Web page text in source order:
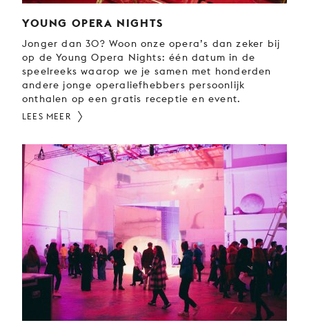
YOUNG OPERA NIGHTS
Jonger dan 30? Woon onze opera’s dan zeker bij
op de Young Opera Nights: één datum in de
speelreeks waarop we je samen met honderden
andere jonge operaliefhebbers persoonlijk
onthalen op een gratis receptie en event.
LEES MEER